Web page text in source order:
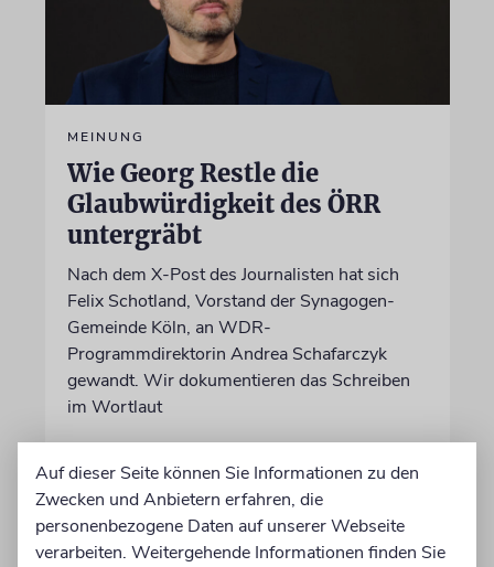
MEINUNG
Wie Georg Restle die
Glaubwürdigkeit des ÖRR
untergräbt
Nach dem X-Post des Journalisten hat sich
Felix Schotland, Vorstand der Synagogen-
Gemeinde Köln, an WDR-
Programmdirektorin Andrea Schafarczyk
gewandt. Wir dokumentieren das Schreiben
im Wortlaut
von Felix Schotland
07.08.2026
Auf dieser Seite können Sie Informationen zu den
Zwecken und Anbietern erfahren, die
personenbezogene Daten auf unserer Webseite
verarbeiten. Weitergehende Informationen finden Sie